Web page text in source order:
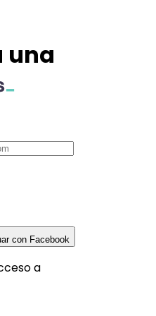
una
con Facebook
a